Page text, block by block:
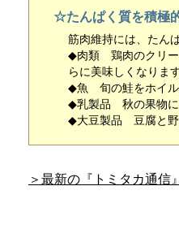
☆たんぱく質を積極
筋肉維持には、たん
◆肉類 鶏肉のクリー
らに美味しくなります
◆魚 旬の鮭をホイル
◆乳製品 秋の果物に
◆大豆製品 豆腐と野
＞最新の『トミタカ通信